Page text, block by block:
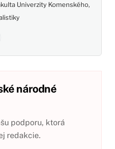
Univerzity Komenského,
národné
podporu, ktorá
redakcie.